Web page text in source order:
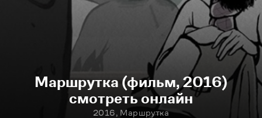
Маршрутка (фильм, 2016)
смотреть онлайн
2016, Маршрутка